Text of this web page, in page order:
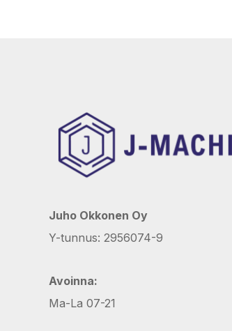
Juho Okkonen Oy
Y-tunnus: 2956074-9
Avoinna:
Ma-La 07-21